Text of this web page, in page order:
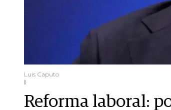
Luis Caputo
I
Reforma laboral: